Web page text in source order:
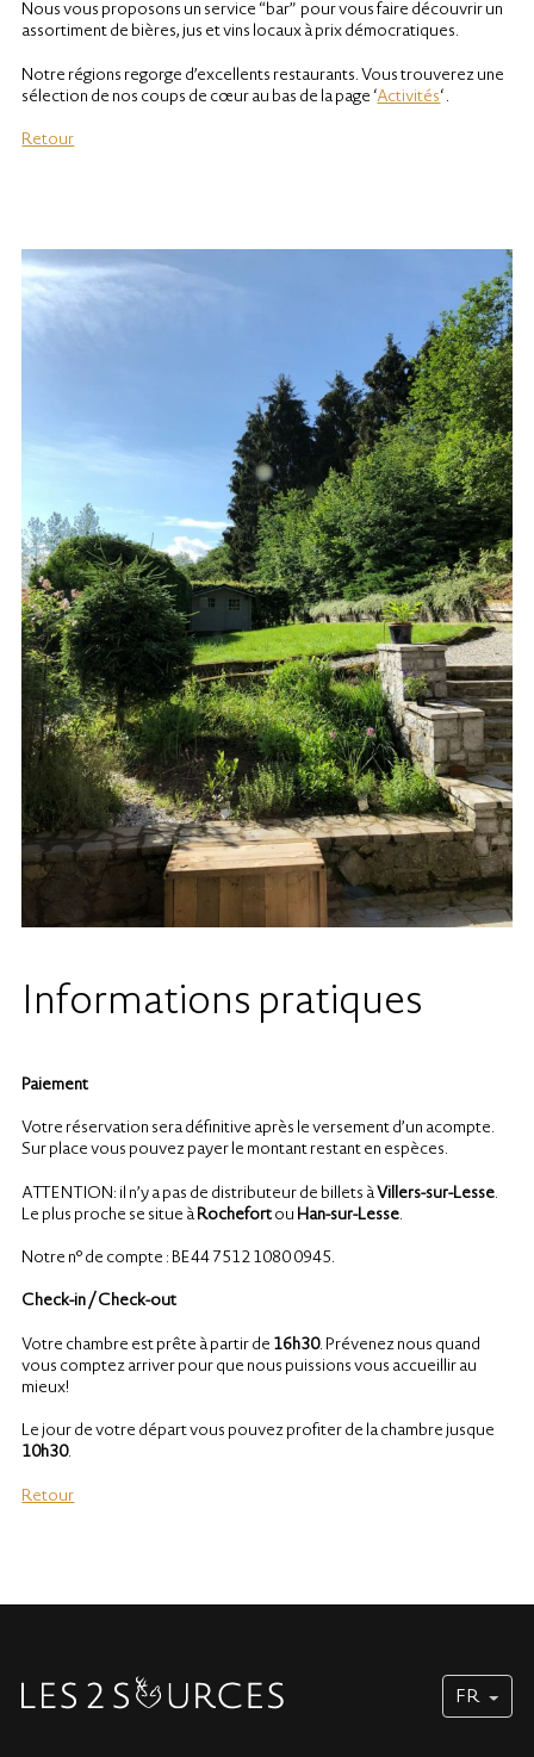
Nous vous proposons un service “bar” pour vous faire découvrir un
assortiment de bières, jus et vins locaux à prix démocratiques.
Notre régions regorge d’excellents restaurants. Vous trouverez une
sélection de nos coups de cœur au bas de la page ‘Activités‘ .
Retour
Informations pratiques
Paiement
Votre réservation sera définitive après le versement d’un acompte.
Sur place vous pouvez payer le montant restant en espèces.
ATTENTION: il n’y a pas de distributeur de billets àVillers-sur-Lesse.
Le plus proche se situe àRochefortou Han-sur-Lesse.
Notre n° de compte : BE44 7512 1080 0945.
Check-in / Check-out
Votre chambre est prête à partir de 16h30. Prévenez nous quand
vous comptez arriver pour que nous puissions vous accueillirau
mieux!
Le jour de votre départ vous pouvez profiter de la chambre jusque
10h30.
Retour
FR